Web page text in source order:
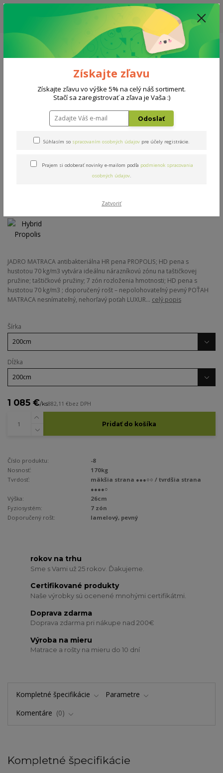
ZĽAVA: VŠETKY VYSTAVENÉ POSTELE ZA 400€ - CENA MATRACU A ROŠTU
PODĽA VÝBERU / DODACIA LEHOTA JE AKTUÁLNE 10-15 PRACOVNÝCH
Menu
0908 777 700 Po-So: 10-18 hod.
0
Matrace Hybrid Propolis
Hybrid Propolis
Novinka
JADRO MATRACA antibakteriálna HR pena PROPOLIS; HD pena s
hustotou 70 kg/m3 vytvára ideálnu nárazníkovú zónu na taštičkovej
pružine; taštičkové pružiny; 7 zón rozloženia hmotnosti; HD pena s
hustotou 70 kg/m3 ; doporučený rošt – nepolohovateľný pevný POŤAH
MATRACA nesnímateľný, nehorľavý poťah LUXUR... celý popis
Šírka
Dĺžka
1 085 €/ks882,11 €bez DPH
Pridať do košíka
Číslo produktu:
-8
Nosnosť:
170kg
Tvrdosť:
mäkšia strana ●●●○○ / tvrdšia strana
●●●●○
Výška:
26cm
Fyziosystém:
7 zón
Doporučený rošt:
lamelový, pevný
rokov na trhu
Sme s Vami už 25 rokov. Ďakujeme.
Certifikované produkty
Naše výrobky sú ocenené mnohými certifikátmi.
Doprava zdarma
Doprava zdarma pri nákupe nad 200€
Výroba na mieru
Matrace a rošty na mieru do 10 dní
Kompletné špecifikácie
Parametre
Komentáre
0
Kompletné špecifikácie
Získajte zľavu
Získajte zľavu vo výške 5% na celý náš sortiment.
Stačí sa zaregistrovať a zľava je Vaša :)
Odoslať
Súhlasím so spracovaním osobných údajov pre účely registrácie.
Prajem si odoberať novinky e-mailom podľa podmienok spracovania
osobných údajov.
Zatvoriť